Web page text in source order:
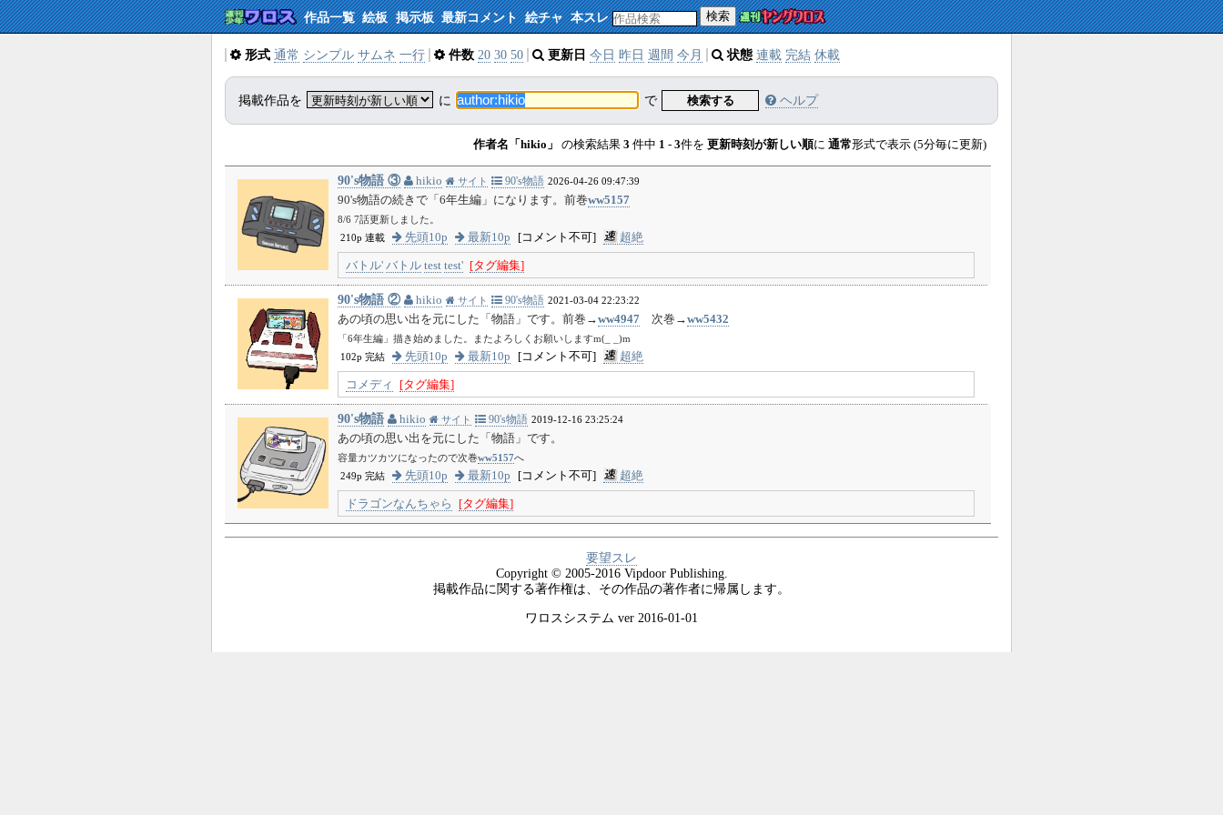
作品一覧 絵板 掲示板 最新コメント 絵チャ 本スレ 検索
形式 通常 シンプル サムネ 一行 件数 20 30 50 更新日 今日 昨日 週間 今月 状態 連載 完結 休載
掲載作品を に で 検索する ヘルプ
作者名「hikio」 の検索結果3 件中 1 -3件を 更新時刻が新しい順に通常形式で表示 (5分毎に更新)
90's物語 ③ hikio サイト 90's物語 2026-04-26 09:47:39
90's物語の続きで「6年生編」になります。前巻ww5157
8/6 7話更新しました。
210p 連載
先頭10p 最新10p [コメント不可] 超絶
バトル' バトル test test' [タグ編集]
90's物語 ② hikio サイト 90's物語 2021-03-04 22:23:22
あの頃の思い出を元にした「物語」です。前巻→ww4947 次巻→ww5432
「6年生編」描き始めました。またよろしくお願いしますm(_ _)m
102p 完結
先頭10p 最新10p [コメント不可] 超絶
コメディ [タグ編集]
90's物語 hikio サイト 90's物語 2019-12-16 23:25:24
あの頃の思い出を元にした「物語」です。
容量カツカツになったので次巻ww5157へ
249p 完結
先頭10p 最新10p [コメント不可] 超絶
ドラゴンなんちゃら [タグ編集]
要望スレ
Copyright © 2005-2016 Vipdoor Publishing.
掲載作品に関する著作権は、その作品の著作者に帰属します。
ワロスシステム ver 2016-01-01